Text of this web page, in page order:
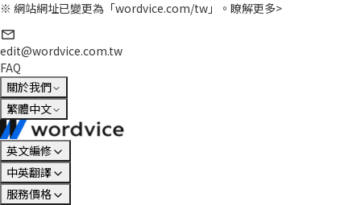
※ 網站網址已變更為「wordvice.com/tw」。 瞭解更多>
edit@wordvice.com.tw
FAQ
關於我們
繁體中文
英文編修
中英翻譯
服務價格